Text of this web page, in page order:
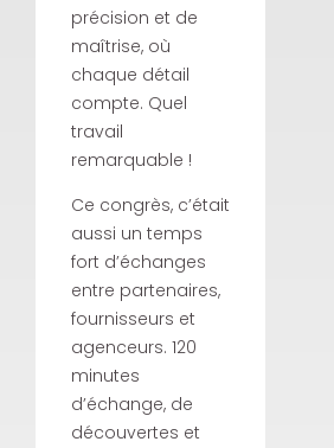
précision et de
maîtrise, où
chaque détail
compte. Quel
travail
remarquable !
Ce congrès, c’était
aussi un temps
fort d’échanges
entre partenaires,
fournisseurs et
agenceurs. 120
minutes
d’échange, de
découvertes et